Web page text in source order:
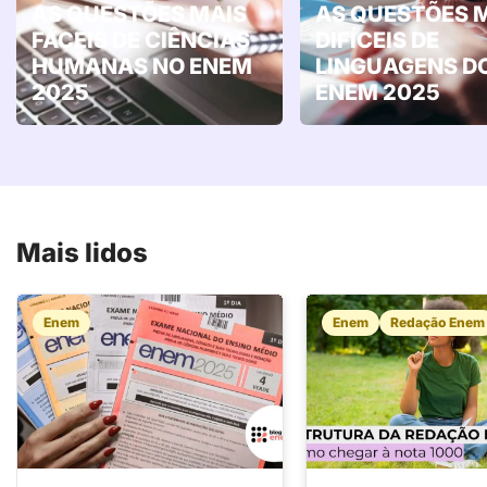
AS QUESTÕES MAIS
FÁCEIS DE CIÊNCIAS
HUMANAS NO ENEM
2025
AS QUESTÕES
DIFÍCEIS DE
LINGUAGENS
ENEM 2025
Mais lidos
Enem Enem Redação Enem